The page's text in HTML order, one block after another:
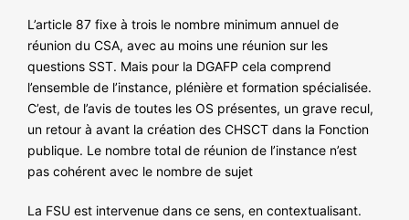
L’article 87 fixe à trois le nombre minimum annuel de
réunion du CSA, avec au moins une réunion sur les
questions SST. Mais pour la DGAFP cela comprend
l’ensemble de l’instance, plénière et formation spécialisée.
C’est, de l’avis de toutes les OS présentes, un grave recul,
un retour à avant la création des CHSCT dans la Fonction
publique. Le nombre total de réunion de l’instance n’est
pas cohérent avec le nombre de sujet
La FSU est intervenue dans ce sens, en contextualisant.